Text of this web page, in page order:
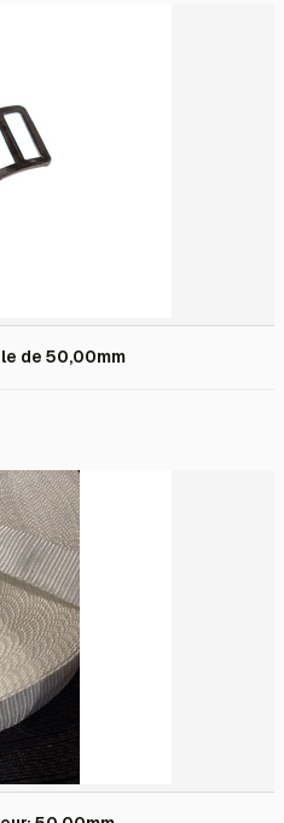
de 50,00mm